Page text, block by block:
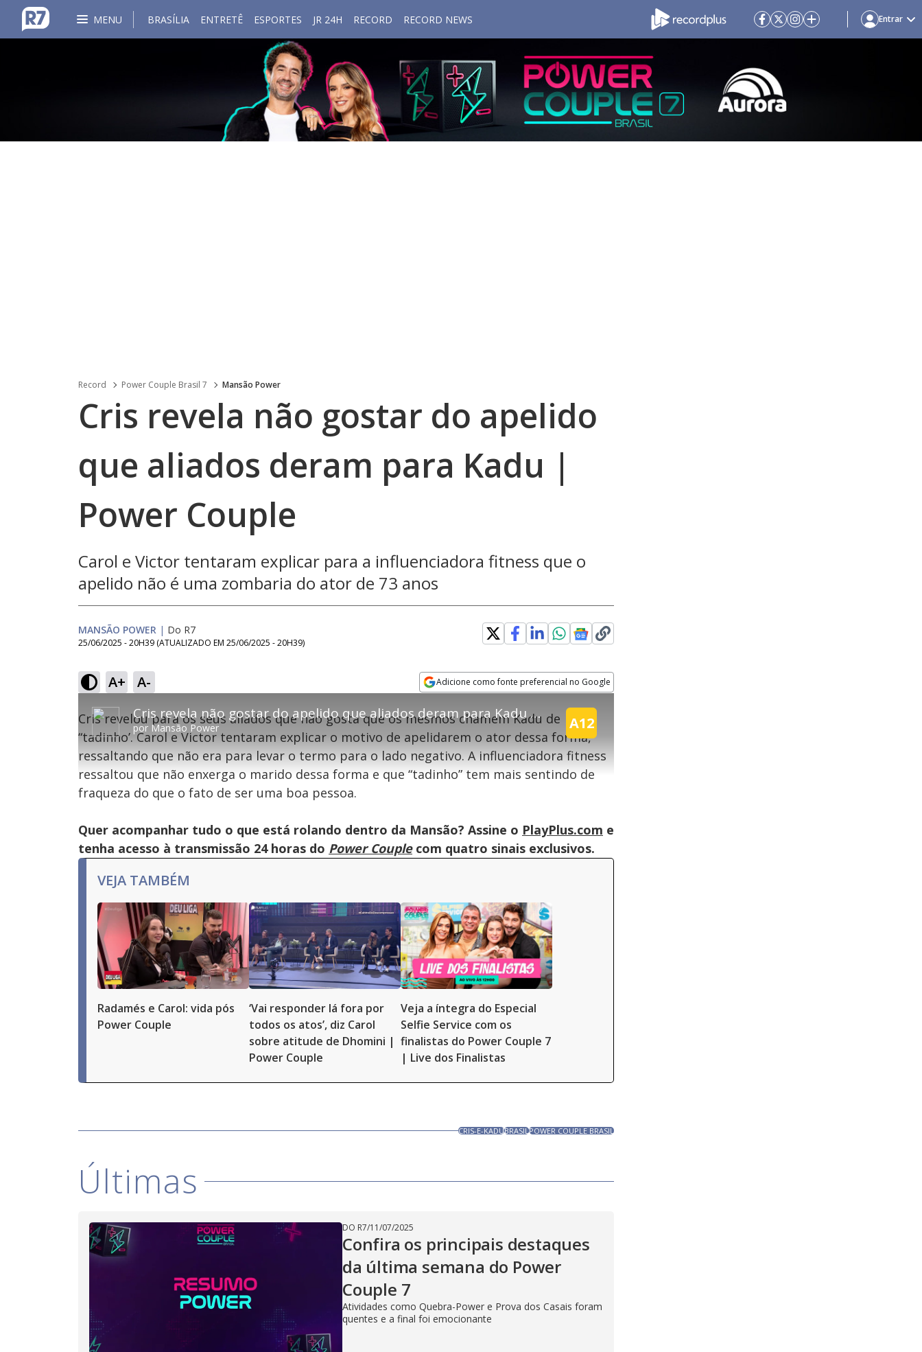
MENU BRASÍLIA ENTRETÊ ESPORTES JR 24H RECORD RECORD NEWS Entrar
Record Power Couple Brasil 7 Mansão Power
Cris revela não gostar do apelido
que aliados deram para Kadu |
Power Couple
Carol e Victor tentaram explicar para a influenciadora fitness que o
apelido não é uma zombaria do ator de 73 anos
MANSÃO POWER | Do R7
25/06/2025 - 20H39 (ATUALIZADO EM 25/06/2025 - 20H39)
A+ A- Adicione como fonte preferencial no Google
a
window.
modal
be
by
key
activating
the
button.
Conteúdo bloqueado
Lamentamos, mas o vídeo que está tentando assisitr é de exibição exclusiva em território brasileiro :-(
Cris revela não gostar do apelido que aliados deram para Kadu | Power Couple
por Mansão Power A12
Cris revelou para os seus aliados que não gosta que os mesmos chamem Kadu de
“tadinho’. Carol e Victor tentaram explicar o motivo de apelidarem o ator dessa forma,
ressaltando que não era para levar o termo para o lado negativo. A influenciadora fitness
ressaltou que não enxerga o marido dessa forma e que “tadinho” tem mais sentindo de
fraqueza do que o fato de ser uma boa pessoa.
Quer acompanhar tudo o que está rolando dentro da Mansão? Assine o PlayPlus.com e
tenha acesso à transmissão 24 horas do Power Couplecom quatro sinais exclusivos.
VEJA TAMBÉM
Radamés e Carol: vida pós
Power Couple
‘Vai responder lá fora por
todos os atos’, diz Carol
sobre atitude de Dhomini |
Power Couple
Veja a íntegra do Especial
Selfie Service com os
finalistas do Power Couple 7
| Live dos Finalistas
CRIS-E-KADUBRASILPOWER COUPLE BRASIL
Últimas
DO R7/11/07/2025
Confira os principais destaques
da última semana do Power
Couple 7
Atividades como Quebra-Power e Prova dos Casais foram
quentes e a final foi emocionante